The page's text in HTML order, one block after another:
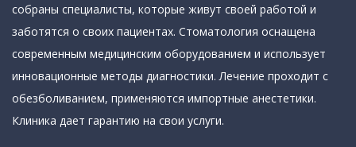
собраны специалисты, которые живут своей работой и
заботятся о своих пациентах. Стоматология оснащена
современным медицинским оборудованием и использует
инновационные методы диагностики. Лечение проходит с
обезболиванием, применяются импортные анестетики.
Клиника дает гарантию на свои услуги.